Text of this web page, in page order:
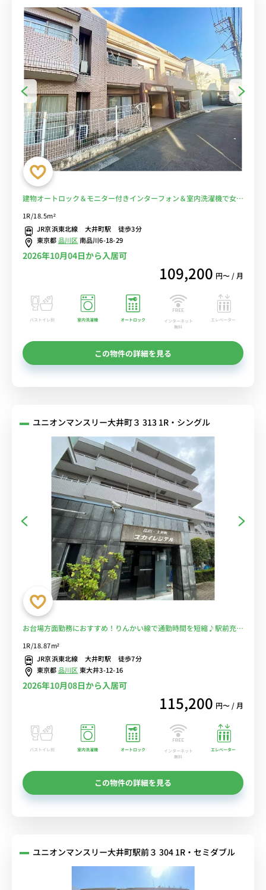
建物オートロック＆モニター付きインターフォン＆室内洗濯機で女性
も安心♪デスク・チェア＆生活家電完備/東京品川病院へ徒歩/JR京
浜東北線利用で品川駅まで1駅■選べるWi-Fi格安レンタル中！
1R/18.5m²
JR京浜東北線 大井町駅 徒歩3分
東京都品川区南品川6-18-29
2026年10月04日から入居可
109,200 円〜 / 月
バストイレ別 室内洗濯機 オートロック
インターネット
無料
エレベーター
この物件の詳細を見る
ユニオンマンスリー大井町３ 313 1R・シングル
お台場方面勤務におすすめ！りんかい線で通勤時間を短縮♪駅前充実
1R/18.87m²
JR京浜東北線 大井町駅 徒歩7分
東京都品川区東大井3-12-16
2026年10月08日から入居可
115,200 円〜 / 月
バストイレ別 室内洗濯機 オートロック
インターネット
無料
エレベーター
この物件の詳細を見る
ユニオンマンスリー大井町駅前３ 304 1R・セミダブル